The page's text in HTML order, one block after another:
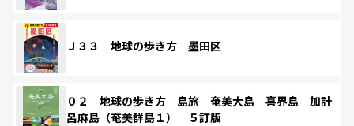
Ｊ３３ 地球の歩き方 墨田区
０２ 地球の歩き方 島旅 奄美大島 喜界島 加計
呂麻島（奄美群島１） ５訂版